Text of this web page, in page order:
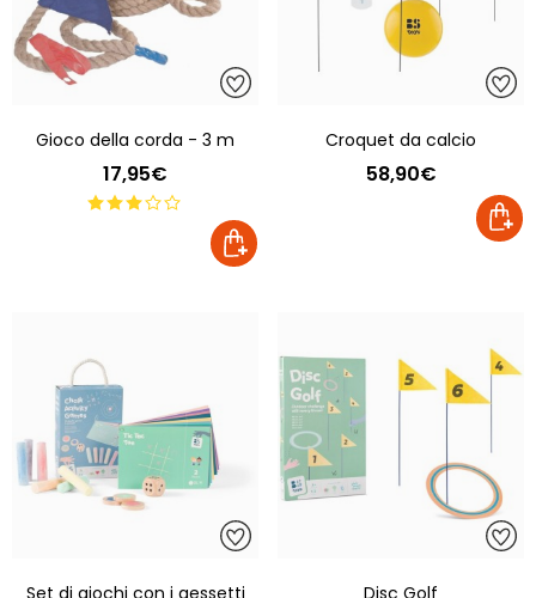
Gioco della corda - 3 m
17,95€
Croquet da calcio
58,90€